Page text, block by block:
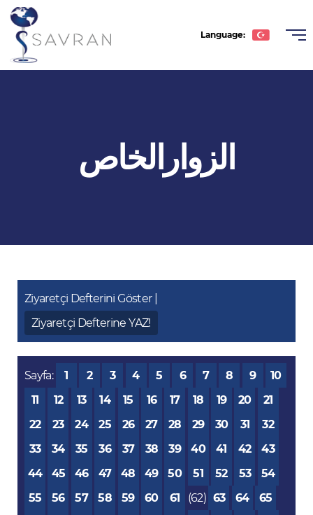
Language:
Românăالزوارالخاص
Ziyaretçi Defterini Göster |
Ziyaretçi Defterine YAZ!
Sayfa: 1 2 3 4 5 6 7 8 9
10
11
12 13 14 15 16 17 18 19 20
21
22
23 24 25 26 27 28 29 30 31
32
33
34 35 36 37 38 39 40 41 42
43
44
45 46 47 48 49 50 51 52 53
54
55
56 57 58 59 60 61 (62) 63 64
65